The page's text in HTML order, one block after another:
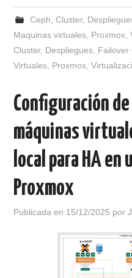
Ceph Cluster,
Maquinas virtuales Proxmox ,
Cluster, Despliegues Failover
Virtuales Proxmox ,
Configuración
máquinas
local para HA en
Proxmox
Publicada en 15/12/2025 por